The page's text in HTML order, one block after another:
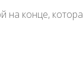
на конце,